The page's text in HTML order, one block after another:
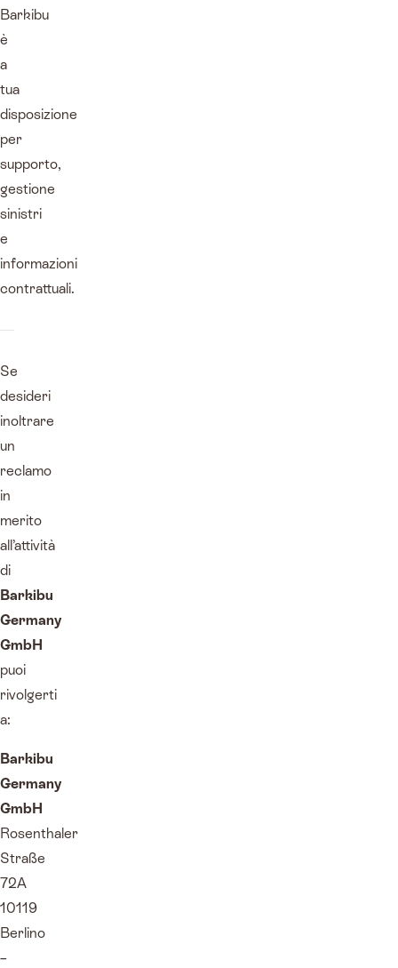
Barkibu
è
a
tua
disposizione
per
supporto,
gestione
sinistri
e
informazioni
contrattuali.
Se
desideri
inoltrare
un
reclamo
in
merito
all’attività
di
Barkibu
Germany
GmbH
puoi
rivolgerti
a:
Barkibu
Germany
GmbH
Rosenthaler
Straße
72A
10119
Berlino
–